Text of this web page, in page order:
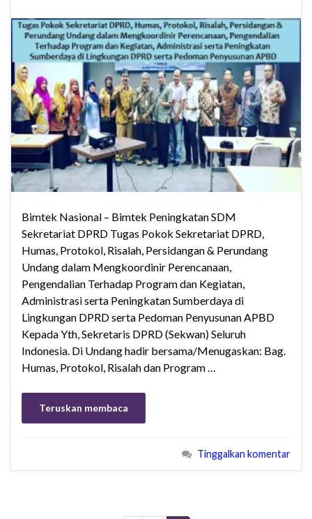
Bimtek Nasional – Bimtek Peningkatan SDM
Sekretariat DPRD Tugas Pokok Sekretariat DPRD,
Humas, Protokol, Risalah, Persidangan & Perundang
Undang dalam Mengkoordinir Perencanaan,
Pengendalian Terhadap Program dan Kegiatan,
Administrasi serta Peningkatan Sumberdaya di
Lingkungan DPRD serta Pedoman Penyusunan APBD
Kepada Yth, Sekretaris DPRD (Sekwan) Seluruh
Indonesia. Di Undang hadir bersama/Menugaskan: Bag.
Humas, Protokol, Risalah dan Program …
Teruskan membaca
Tinggalkan komentar